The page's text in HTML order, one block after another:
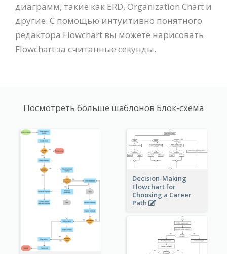
диаграмм, такие как ERD, Organization Chart и
другие. С помощью интуитивно понятного
редактора Flowchart вы можете нарисовать
Flowchart за считанные секунды.
Посмотреть больше шаблонов Блок-схема
Decision-Making
Flowchart for
Choosing a Career
Path